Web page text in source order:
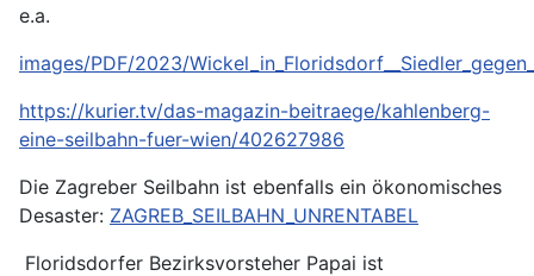
e.a.
images/PDF/2023/
https://kurier.tv/das-magazin-beitraege/kahlenberg-
eine-seilbahn-fuer-wien/402627986
Die Zagreber Seilbahn ist ebenfalls ein ökonomisches
Desaster: ZAGREB_SEILBAHN_UNRENTABEL
Floridsdorfer Bezirksvorsteher Papai ist